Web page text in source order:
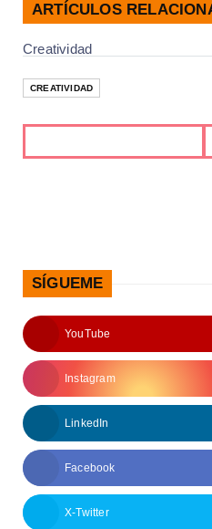
ARTÍCULOS
Creatividad
CREATIVIDAD
SÍGUEME
YouTube
Instagram
LinkedIn
Facebook
X-Twitter